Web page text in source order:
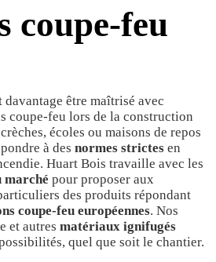
coupe-feu
être maîtrisé avec
coupe-feu lors de la construction
écoles ou maisons de repos
à des normes strictes en
Huart Bois travaille avec les
marché pour proposer aux
des produits répondant
coupe-feu européennes. Nos
et autres matériaux ignifugés
quel que soit le chantier.